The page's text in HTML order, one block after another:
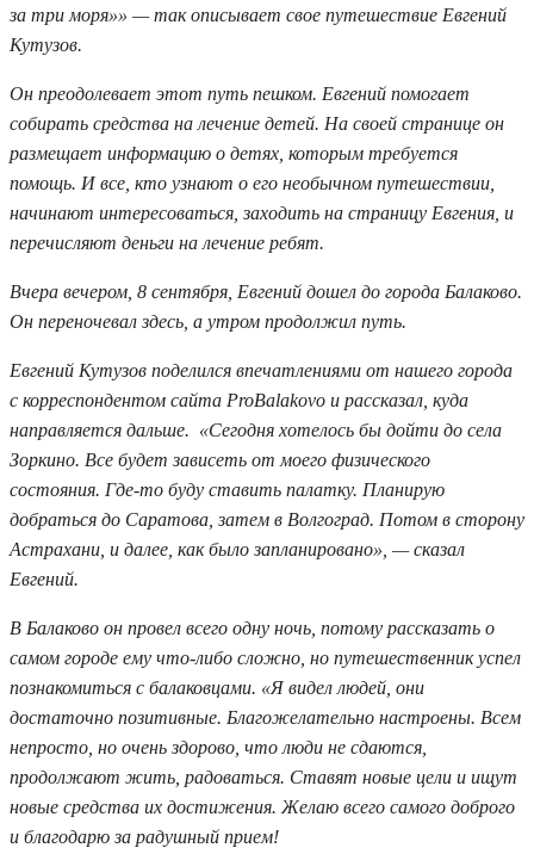
за три моря»» — так описывает свое путешествие Евгений
Кутузов.
Он преодолевает этот путь пешком. Евгений помогает
собирать средства на лечение детей. На своей странице он
размещает информацию о детях, которым требуется
помощь. И все, кто узнают о его необычном путешествии,
начинают интересоваться, заходить на страницу Евгения, и
перечисляют деньги на лечение ребят.
Вчера вечером, 8 сентября, Евгений дошел до города Балаково.
Он переночевал здесь, а утром продолжил путь.
Евгений Кутузов поделился впечатлениями от нашего города
с корреспондентом сайта ProBalakovo и рассказал, куда
направляется дальше. «Сегодня хотелось бы дойти до села
Зоркино. Все будет зависеть от моего физического
состояния. Где-то буду ставить палатку. Планирую
добраться до Саратова, затем в Волгоград. Потом в сторону
Астрахани, и далее, как было запланировано», — сказал
Евгений.
В Балаково он провел всего одну ночь, потому рассказать о
самом городе ему что-либо сложно, но путешественник успел
познакомиться с балаковцами. «Я видел людей, они
достаточно позитивные. Благожелательно настроены. Всем
непросто, но очень здорово, что люди не сдаются,
продолжают жить, радоваться. Ставят новые цели и ищут
новые средства их достижения. Желаю всего самого доброго
и благодарю за радушный прием!